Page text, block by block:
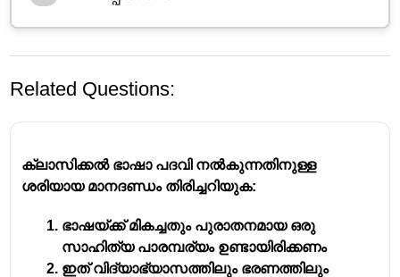
Related Questions:
ക്ലാസിക്കൽ ഭാഷാ പദവി നൽകുന്നതിനുള്ള
ശരിയായ മാനദണ്ഡം തിരിച്ചറിയുക:
ഭാഷയ്ക്ക് മികച്ചതും പുരാതനമായ ഒരു
സാഹിത്യ പാരമ്പര്യം ഉണ്ടായിരിക്കണം
ഇത് വിദ്യാഭ്യാസത്തിലും ഭരണത്തിലും